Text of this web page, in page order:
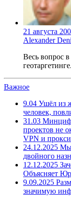
21 августа
Alexander
Весь вопрос
геотаргетинге.
Важное
9.04 Ушёл из
человек,
31.03
проектов не
VPN и прокси
24.12.2025 Мы
двойного
12.12.2025
Объясняет
9.09.2025
значимую